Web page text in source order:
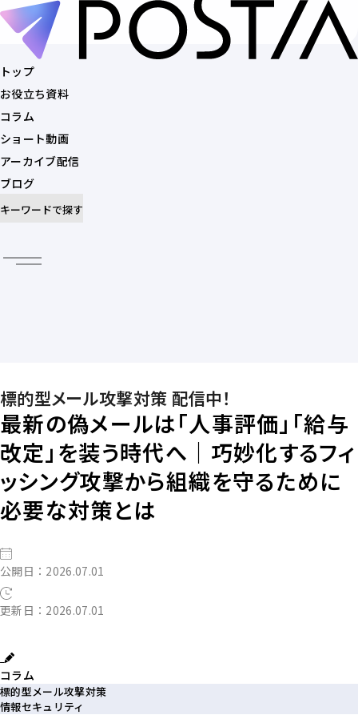
トップ
お役立ち資料
コラム
ショート動画
アーカイブ配信
ブログ
キーワードで探す
トップ
お役立ち資料
コラム
ショート動画
アーカイブ配信
ブログ
記事を探す
標的型メール攻撃対策 配信中！
最新の偽メールは「人事評価」「給与
改定」を装う時代へ｜巧妙化するフィ
ッシング攻撃から組織を守るために
必要な対策とは
公開日：2026.07.01
更新日：2026.07.01
コラム
標的型メール攻撃対策
情報セキュリティ